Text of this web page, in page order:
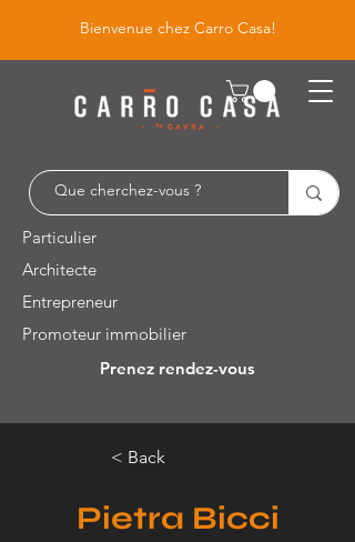
Bienvenue chez Carro Casa!
Particulier
Architecte
Entrepreneur
Promoteur immobilier
Prenez rendez-vous
Leuvensesteenweg 526 / 1930 Zaventem
< Back
Pietra Bicci